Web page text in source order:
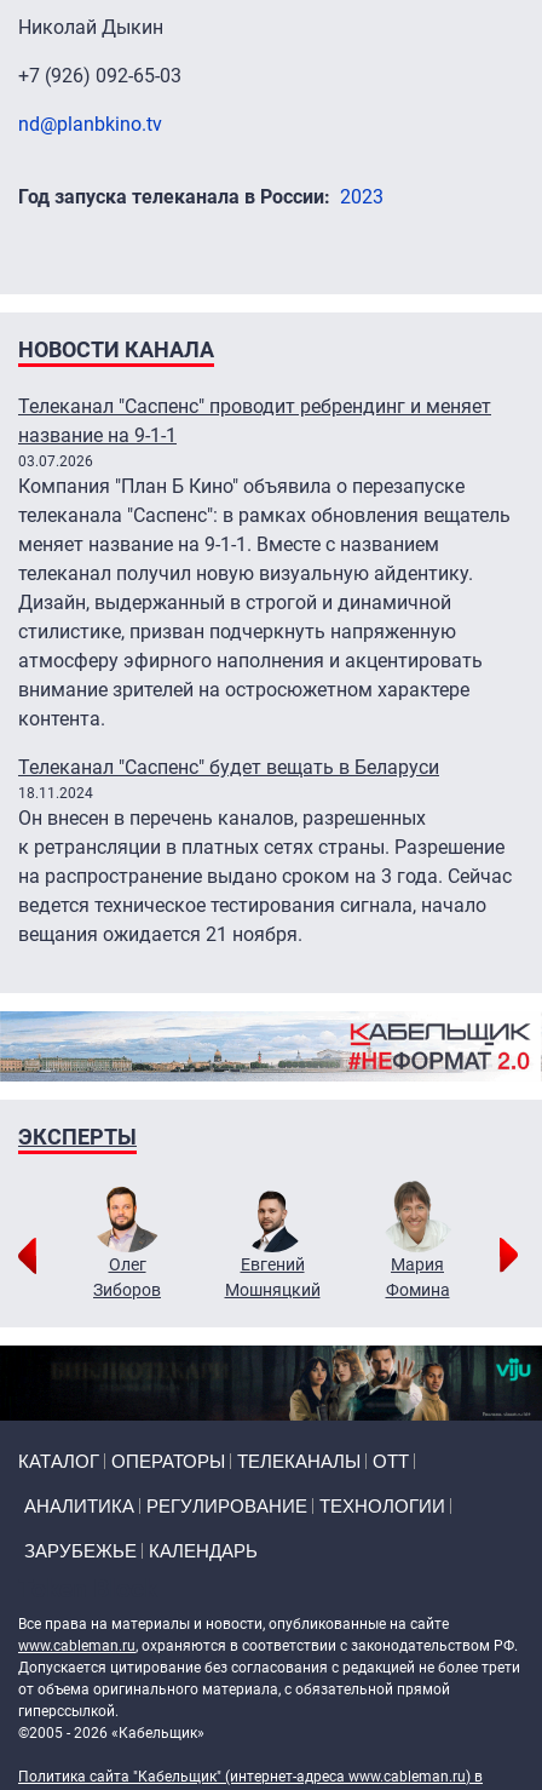
Николай Дыкин
+7 (926) 092-65-03
nd@planbkino.tv
Год запуска телеканала в России 2023
НОВОСТИ КАНАЛА
Телеканал "Саспенс" проводит ребрендинг и меняет
название на 9-1-1
03.07.2026
Компания "План Б Кино" объявила о перезапуске
телеканала "Саспенс": в рамках обновления вещатель
меняет название на 9-1-1. Вместе с названием
телеканал получил новую визуальную айдентику.
Дизайн, выдержанный в строгой и динамичной
стилистике, призван подчеркнуть напряженную
атмосферу эфирного наполнения и акцентировать
внимание зрителей на остросюжетном характере
контента.
Телеканал "Саспенс" будет вещать в Беларуси
18.11.2024
Он внесен в перечень каналов, разрешенных
к ретрансляции в платных сетях страны. Разрешение
на распространение выдано сроком на 3 года. Сейчас
ведется техническое тестирования сигнала, начало
вещания ожидается 21 ноября.
ЭКСПЕРТЫ
Олег
Зиборов
Евгений
Мошняцкий
Мария
Фомина
КАТАЛОГ ОПЕРАТОРЫ ТЕЛЕКАНАЛЫ ОТТ
АНАЛИТИКА РЕГУЛИРОВАНИЕ ТЕХНОЛОГИИ
ЗАРУБЕЖЬЕ КАЛЕНДАРЬ
Все права на материалы и новости, опубликованные на сайте
www.cableman.ru, охраняются в соответствии с законодательством РФ.
Допускается цитирование без согласования с редакцией не более трети
от объема оригинального материала, с обязательной прямой
гиперссылкой.
©2005 - 2026 «Кабельщик»
Политика сайта "Кабельщик" (интернет-адреса www.cableman.ru) в